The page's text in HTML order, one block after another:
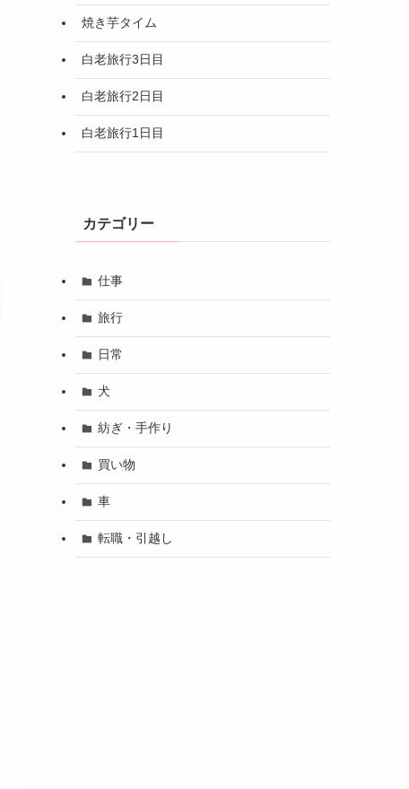
焼き芋タイム
白老旅行3日目
白老旅行2日目
白老旅行1日目
カテゴリー
仕事
旅行
日常
犬
紡ぎ・手作り
買い物
車
転職・引越し